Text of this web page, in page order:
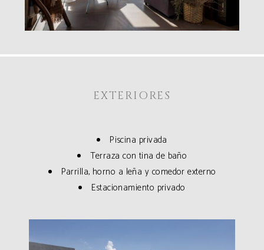
EXTERIORES
Piscina privada
Terraza con tina de baño
Parrilla, horno a leña y comedor externo
Estacionamiento privado